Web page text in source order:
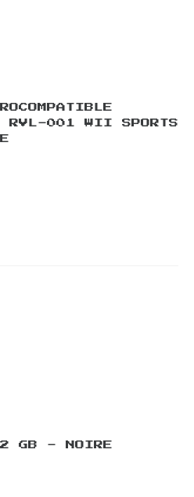
RVL-001 WII SPORTS
GB - NOIRE